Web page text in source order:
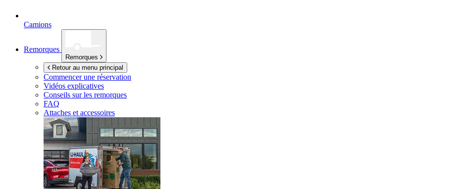
Camions
Remorques
Remorques
Retour au menu principal
Commencer une réservation
Vidéos explicatives
Conseils sur les remorques
FAQ
Attaches et accessoires